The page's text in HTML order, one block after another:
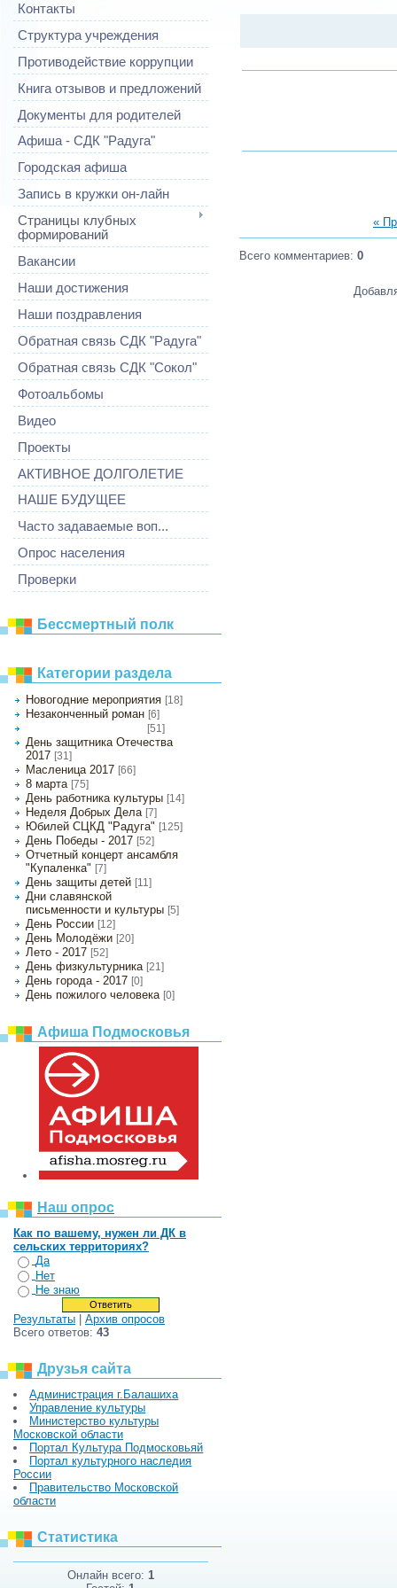
Контакты
Структура учреждения
Противодействие коррупции
Книга отзывов и предложений
Документы для родителей
Афиша - СДК "Радуга"
Городская афиша
Запись в кружки он-лайн
Страницы клубных
формирований
Вакансии
Наши достижения
Наши поздравления
Обратная связь СДК "Радуга"
Обратная связь СДК "Сокол"
Фотоальбомы
Видео
Проекты
АКТИВНОЕ ДОЛГОЛЕТИЕ
НАШЕ БУДУЩЕЕ
Часто задаваемые воп...
Опрос населения
Проверки
Бессмертный полк
Категории раздела
Новогодние мероприятия [18]
Незаконченный роман [6]
[51]
День защитника Отечества
2017 [31]
Масленица 2017 [66]
8 марта [75]
День работника культуры [14]
Неделя Добрых Дела [7]
Юбилей СЦКД "Радуга" [125]
День Победы - 2017 [52]
Отчетный концерт ансамбля
"Купаленка" [7]
День защиты детей [11]
Дни славянской
письменности и культуры [5]
День России [12]
День Молодёжи [20]
Лето - 2017 [52]
День физкультурника [21]
День города - 2017 [0]
День пожилого человека [0]
Афиша Подмосковья
Наш опрос
Как по вашему, нужен ли ДК в
сельских территориях?
Да
Нет
Не знаю
Результаты | Архив опросов
Всего ответов: 43
Друзья сайта
Администрация г.Балашиха
Управление культуры
Министерство культуры
Московской области
Портал Культура Подмосковьяй
Портал культурного наследия
России
Правительство Московской
области
Статистика
Онлайн всего: 1
«
Всего комментариев: 0